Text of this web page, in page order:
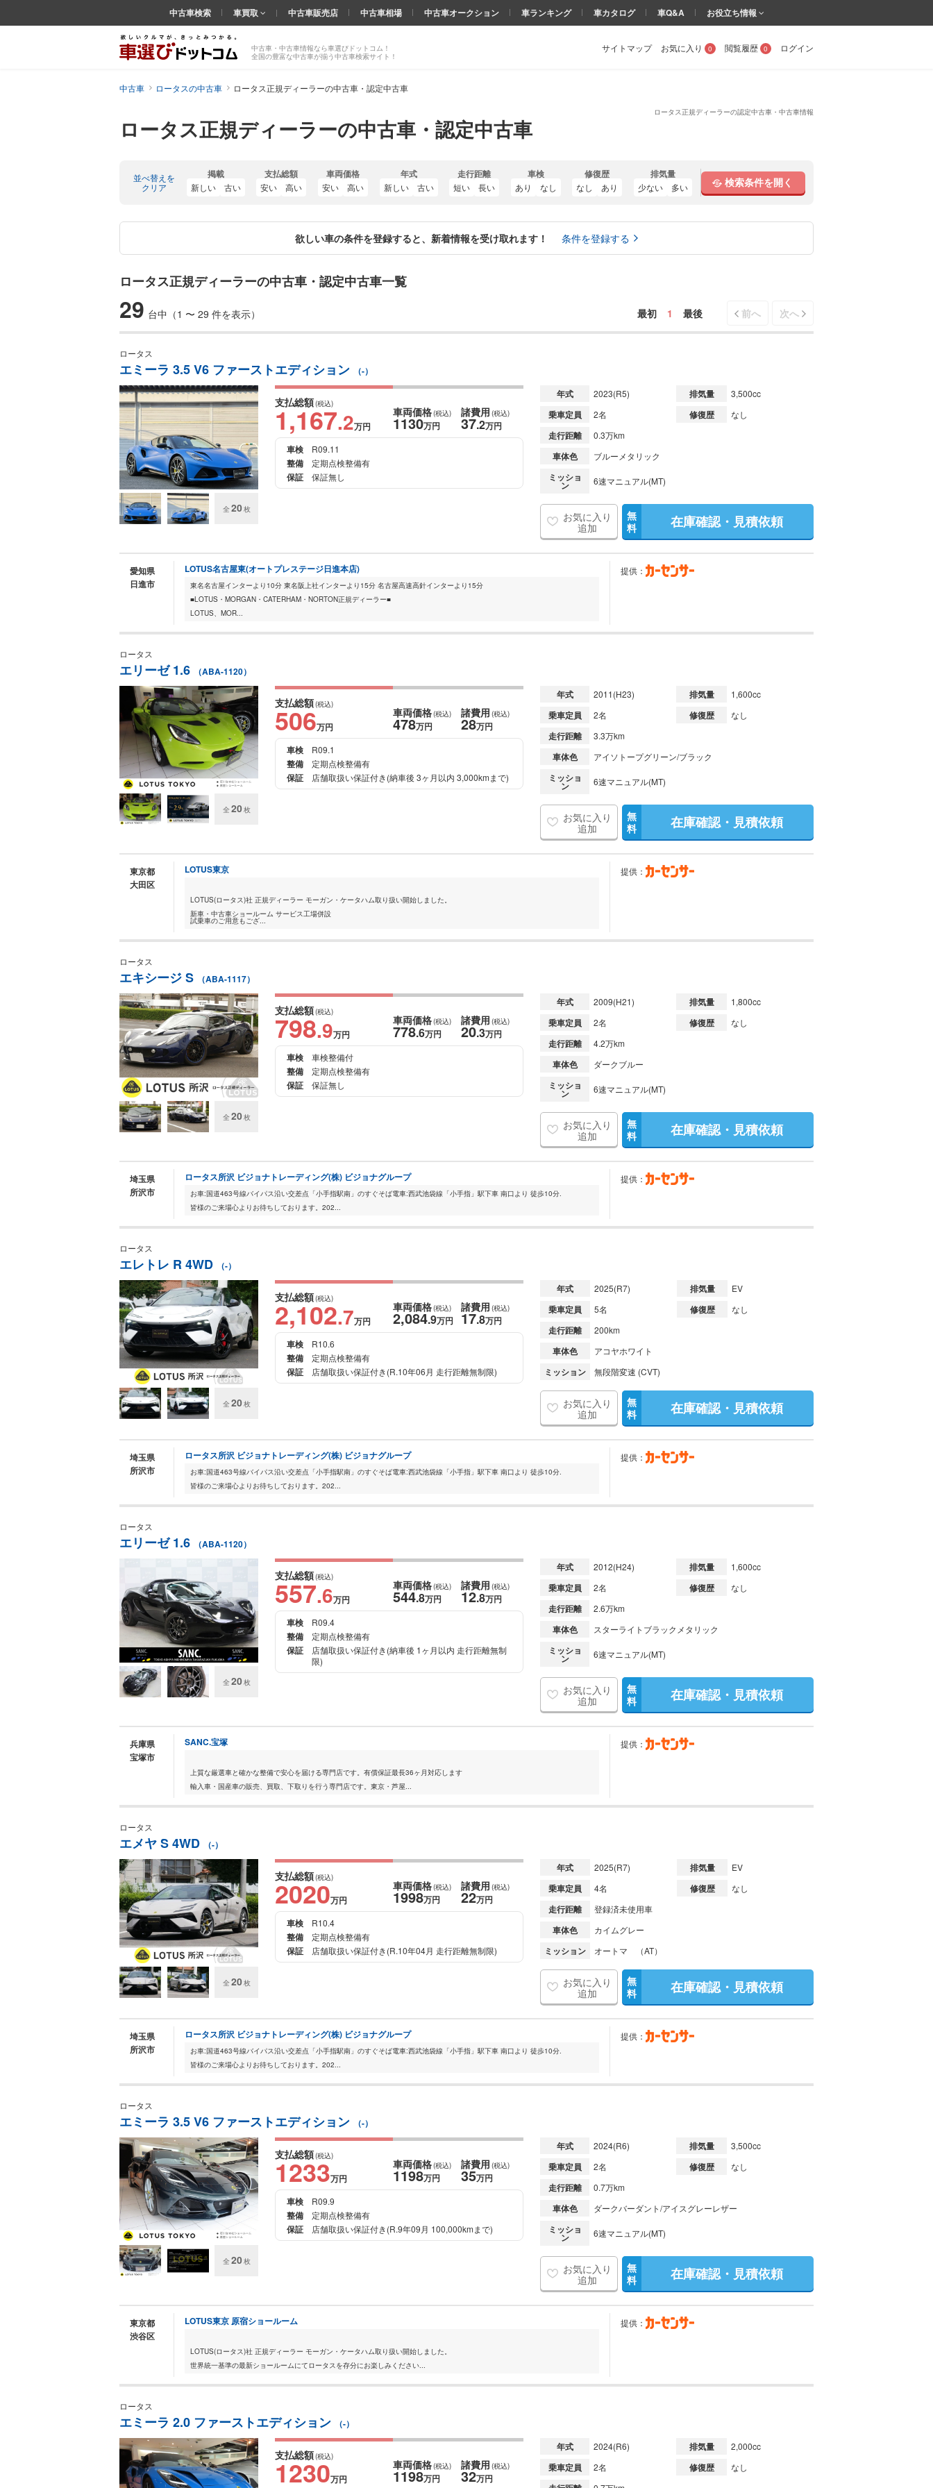
ロータス正規ディーラーの認定中古車・中古車情報
ロータス正規ディーラーの中古車・認定中古車
中古車・中古車情報なら車選びドットコム！
全国の豊富な中古車が揃う中古車検索サイト！
サイトマップ お気に入り 0 閲覧履歴 0 ログイン
中古車検索 車買取 中古車販売店 中古車相場 中古車オークション 車ランキング 車カタログ 車Q&A お役立ち情報
中古車 ロータスの中古車 ロータス正規ディーラーの中古車・認定中古車
並べ替えを
クリア
掲載
新しい 古い
支払総額
安い 高い
車両価格
安い 高い
年式
新しい 古い
走行距離
短い 長い
車検
あり なし
修復歴
なし あり
排気量
少ない 多い 検索条件を開く
欲しい車の条件を登録すると、新着情報を受け取れます！ 条件を登録する
ロータス正規ディーラーの中古車・認定中古車一覧
29 台中（1 〜 29 件を表示） 最初 1 最後 前へ 次へ
ロータス
エミーラ 3.5 V6 ファーストエディション （-）
全 20枚
支払総額(税込)
1,167.2万円
車両価格(税込)
1130万円
諸費用 (税込)
37.2万円
車検
R09.11
整備 定期点検整備有
保証 保証無し
年式 2023(R5) 排気量 3,500cc
乗車定員 2名 修復歴 なし
走行距離 0.3万km
車体色 ブルーメタリック
ミッショ
ン 6速マニュアル(MT)
お気に入り
追加
無
料
在庫確認・見積依頼
愛知県
日進市
LOTUS名古屋東(オートプレステージ日進本店)
東名名古屋インターより10分 東名阪上社インターより15分 名古屋高速高針インターより15分
■LOTUS・MORGAN・CATERHAM・NORTON正規ディーラー■
LOTUS、MOR...
提供：
ロータス
エリーゼ 1.6 （ABA-1120）
全 20枚
支払総額(税込)
506万円
車両価格(税込)
478万円
諸費用 (税込)
28万円
車検
R09.1
整備 定期点検整備有
保証 店舗取扱い保証付き(納車後 3ヶ月以内 3,000kmまで)
年式 2011(H23) 排気量 1,600cc
乗車定員 2名 修復歴 なし
走行距離 3.3万km
車体色 アイソトープグリーン/ブラック
ミッショ
ン 6速マニュアル(MT)
お気に入り
追加
無
料
在庫確認・見積依頼
東京都
大田区
LOTUS東京
LOTUS(ロータス)社 正規ディーラー モーガン・ケータハム取り扱い開始しました。
新車・中古車ショールーム サービス工場併設
試乗車のご用意もござ...
提供：
ロータス
エキシージ S （ABA-1117）
全 20枚
支払総額(税込)
798.9万円
車両価格(税込)
778.6万円
諸費用 (税込)
20.3万円
車検
車検整備付
整備 定期点検整備有
保証 保証無し
年式 2009(H21) 排気量 1,800cc
乗車定員 2名 修復歴 なし
走行距離 4.2万km
車体色 ダークブルー
ミッショ
ン 6速マニュアル(MT)
お気に入り
追加
無
料
在庫確認・見積依頼
埼玉県
所沢市
ロータス所沢 ビジョナトレーディング(株) ビジョナグループ
お車:国道463号線バイパス沿い交差点「小手指駅南」のすぐそば電車:西武池袋線「小手指」駅下車 南口より 徒歩10分.
皆様のご来場心よりお待ちしております。202...
提供：
ロータス
エレトレ R 4WD （-）
全 20枚
支払総額(税込)
2,102.7万円
車両価格(税込)
2,084.9万円
諸費用 (税込)
17.8万円
車検
R10.6
整備 定期点検整備有
保証 店舗取扱い保証付き(R.10年06月 走行距離無制限)
年式 2025(R7) 排気量 EV
乗車定員 5名 修復歴 なし
走行距離 200km
車体色 アコヤホワイト
ミッション 無段階変速 (CVT)
お気に入り
追加
無
料
在庫確認・見積依頼
埼玉県
所沢市
ロータス所沢 ビジョナトレーディング(株) ビジョナグループ
お車:国道463号線バイパス沿い交差点「小手指駅南」のすぐそば電車:西武池袋線「小手指」駅下車 南口より 徒歩10分.
皆様のご来場心よりお待ちしております。202...
提供：
ロータス
エリーゼ 1.6 （ABA-1120）
全 20枚
支払総額(税込)
557.6万円
車両価格(税込)
544.8万円
諸費用 (税込)
12.8万円
車検
R09.4
整備 定期点検整備有
保証
店舗取扱い保証付き(納車後 1ヶ月以内 走行距離無制
限)
年式 2012(H24) 排気量 1,600cc
乗車定員 2名 修復歴 なし
走行距離 2.6万km
車体色 スターライトブラックメタリック
ミッショ
ン 6速マニュアル(MT)
お気に入り
追加
無
料
在庫確認・見積依頼
兵庫県
宝塚市
SANC.宝塚
上質な厳選車と確かな整備で安心を届ける専門店です。有償保証最長36ヶ月対応します
輸入車・国産車の販売、買取、下取りを行う専門店です。東京・芦屋...
提供：
ロータス
エメヤ S 4WD （-）
全 20枚
支払総額(税込)
2020万円
車両価格(税込)
1998万円
諸費用 (税込)
22万円
車検
R10.4
整備 定期点検整備有
保証 店舗取扱い保証付き(R.10年04月 走行距離無制限)
年式 2025(R7) 排気量 EV
乗車定員 4名 修復歴 なし
走行距離 登録済未使用車
車体色 カイムグレー
ミッション オートマ （AT）
お気に入り
追加
無
料
在庫確認・見積依頼
埼玉県
所沢市
ロータス所沢 ビジョナトレーディング(株) ビジョナグループ
お車:国道463号線バイパス沿い交差点「小手指駅南」のすぐそば電車:西武池袋線「小手指」駅下車 南口より 徒歩10分.
皆様のご来場心よりお待ちしております。202...
提供：
ロータス
エミーラ 3.5 V6 ファーストエディション （-）
全 20枚
支払総額(税込)
1233万円
車両価格(税込)
1198万円
諸費用 (税込)
35万円
車検
R09.9
整備 定期点検整備有
保証 店舗取扱い保証付き(R.9年09月 100,000kmまで)
年式 2024(R6) 排気量 3,500cc
乗車定員 2名 修復歴 なし
走行距離 0.7万km
車体色 ダークバーダント/アイスグレーレザー
ミッショ
ン 6速マニュアル(MT)
お気に入り
追加
無
料
在庫確認・見積依頼
東京都
渋谷区
LOTUS東京 原宿ショールーム
LOTUS(ロータス)社 正規ディーラー モーガン・ケータハム取り扱い開始しました。
世界統一基準の最新ショールームにてロータスを存分にお楽しみください...
提供：
ロータス
エミーラ 2.0 ファーストエディション （-）
支払総額(税込)
1230万円
車両価格(税込)
1198万円
諸費用 (税込)
32万円
年式 2024(R6) 排気量 2,000cc
乗車定員 2名 修復歴 なし